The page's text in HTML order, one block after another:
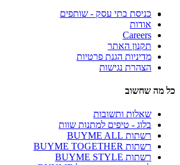
כניסת בתי עסק - שותפים
אודות
Careers
תקנון האתר
מדיניות הגנת פרטיות
הצהרת נגישות
כל מה שחשוב
שאלות ותשובות
בלוג - טיפים למתנות שוות
רשתות BUYME ALL
רשתות BUYME TOGETHER
רשתות BUYME STYLE